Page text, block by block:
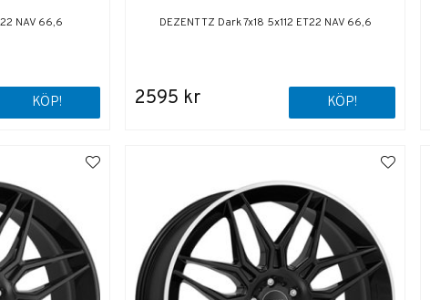
NAV 66,6
KÖP!
DEZENT TZ Dark 7x18 5x112 ET22 NAV 66,6
2595 kr KÖP!